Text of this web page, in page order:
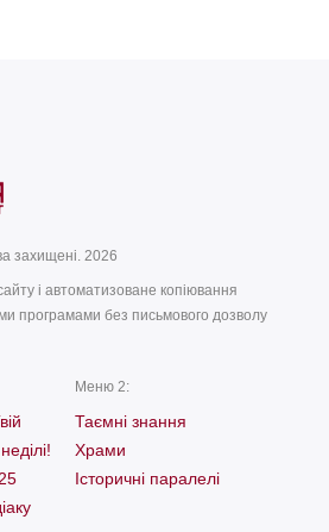
захищені. 2026
і автоматизоване копіювання
програмами без письмового дозволу
Меню 2:
Таємні знання
Храми
Історичні паралелі